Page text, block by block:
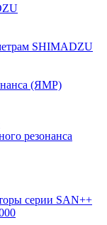
SHIMADZU
(ЯМР)
резонанса
серии SAN++